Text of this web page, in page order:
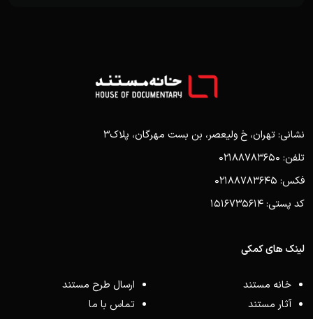
نشانی: تهران، خ ولیعصر، بن بست مهرگان، پلاک3
تلفن: 02188783650
فکس: 02188783645
کد پستی: 1516735614
لینک های کمکی
خانه مستند
آثار مستند
ارسال طرح مستند
تماس با ما